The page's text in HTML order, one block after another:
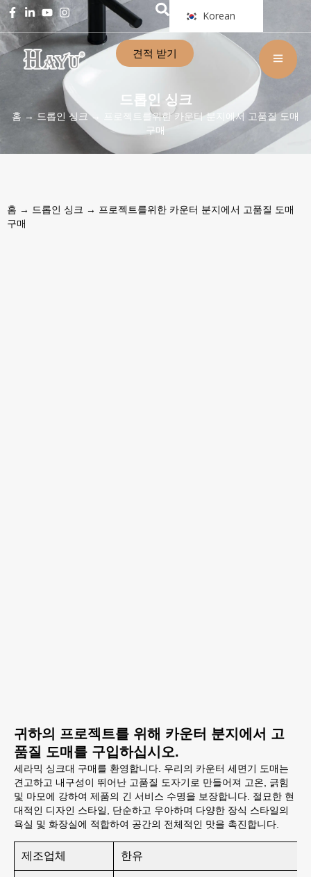
Korean
견적 받기
드롭인 싱크
홈 → 드롭인 싱크→ 프로젝트를위한 카운터 분지에서 고품질 도매
구매
홈 → 드롭인 싱크 → 프로젝트를위한 카운터 분지에서 고품질 도매
구매
귀하의 프로젝트를 위해 카운터 분지에서 고
품질 도매를 구입하십시오.
세라믹 싱크대 구매를 환영합니다. 우리의 카운터 세면기 도매는
견고하고 내구성이 뛰어난 고품질 도자기로 만들어져 고온, 긁힘
및 마모에 강하여 제품의 긴 서비스 수명을 보장합니다. 절묘한 현
대적인 디자인 스타일, 단순하고 우아하며 다양한 장식 스타일의
욕실 및 화장실에 적합하여 공간의 전체적인 맛을 촉진합니다.
제조업체 한유